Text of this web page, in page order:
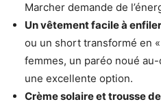
Marcher demande de
Un vêtement facile à
ou un short transformé en
femmes, un paréo noué
une excellente option.
Crème solaire et trousse